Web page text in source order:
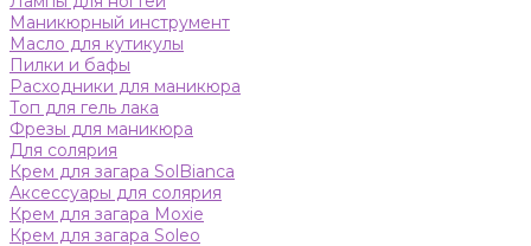
Маникюрный инструмент
Масло для кутикулы
Пилки и бафы
Расходники для маникюра
Топ для гель лака
Фрезы для маникюра
Для солярия
Крем для загара SolBianca
Аксессуары для солярия
Крем для загара Moxie
Крем для загара Soleo